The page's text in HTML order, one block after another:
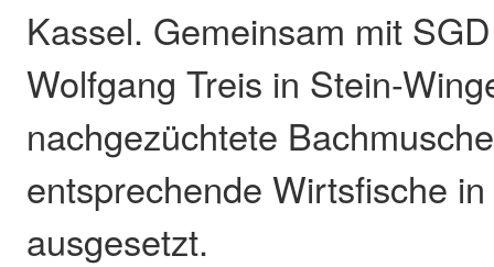
Kassel. Gemeinsam mit
Wolfgang Treis in Stein-
nachgezüchtete
entsprechende Wirtsfische
ausgesetzt.